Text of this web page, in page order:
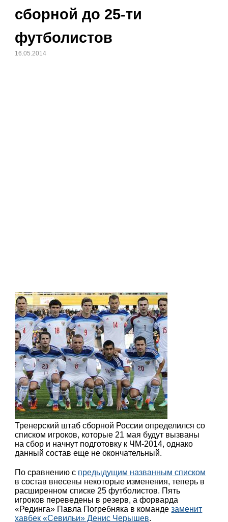
сборной до 25-ти
футболистов
16.05.2014
Тренерский штаб сборной России определился со
списком игроков, которые 21 мая будут вызваны
на сбор и начнут подготовку к ЧМ-2014, однако
данный состав еще не окончательный.
По сравнению с предыдущим названным списком
в состав внесены некоторые изменения, теперь в
расширенном списке 25 футболистов. Пять
игроков переведены в резерв, а форварда
«Рединга» Павла Погребняка в командезаменит
хавбек «Севильи» Денис Черышев.